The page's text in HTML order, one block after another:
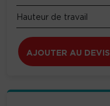
Hauteur de travail
AJOUTER AU DEVIS